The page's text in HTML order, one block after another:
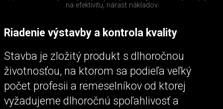
na efektivitu, nárast nákladov
Riadenie výstavby a kontrola kvality
Stavba je zložitý produkt s dlhoročnou
životnosťou, na ktorom sa podieľa veľký
počet profesii a remeselníkov od ktorej
vyžadujeme dlhoročnú spoľahlivosť a